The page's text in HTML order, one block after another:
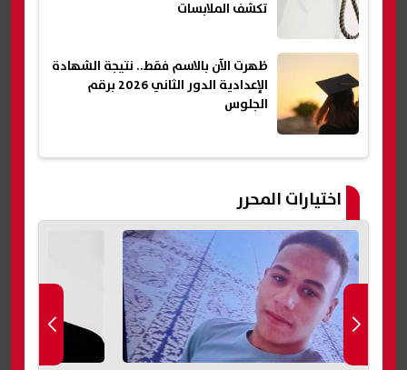
تكشف الملابسات
ظهرت الآن بالاسم فقط.. نتيجة الشهادة
الإعدادية الدور الثاني 2026 برقم
الجلوس
اختيارات المحرر